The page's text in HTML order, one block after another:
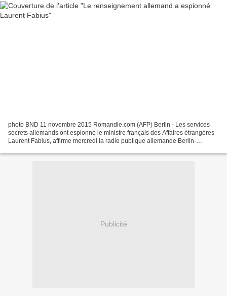
photo BND 11 novembre 2015 Romandie.com (AFP) Berlin - Les services
secrets allemands ont espionné le ministre français des Affaires étrangères
Laurent Fabius, affirme mercredi la radio publique allemande Berlin-
Publicité